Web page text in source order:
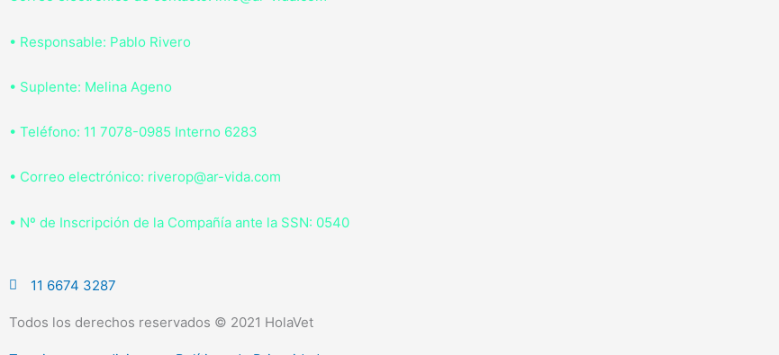
• Responsable: Pablo Rivero
• Suplente: Melina Ageno
• Teléfono: 11 7078-0985 Interno 6283
• Correo electrónico: riverop@ar-vida.com
• Nº de Inscripción de la Compañía ante la SSN: 0540
11 6674 3287
Todos los derechos reservados © 2021 HolaVet